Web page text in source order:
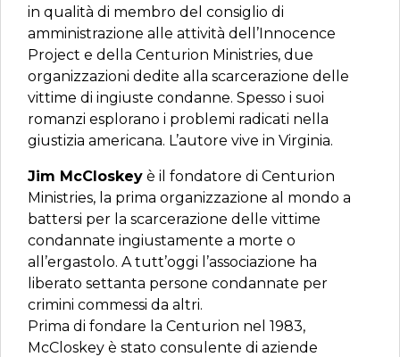
in qualità di membro del consiglio di
amministrazione alle attività dell’Innocence
Project e della Centurion Ministries, due
organizzazioni dedite alla scarcerazione delle
vittime di ingiuste condanne. Spesso i suoi
romanzi esplorano i problemi radicati nella
giustizia americana. L’autore vive in Virginia.
Jim McCloskey è il fondatore di Centurion
Ministries, la prima organizzazione al mondo a
battersi per la scarcerazione delle vittime
condannate ingiustamente a morte o
all’ergastolo. A tutt’oggi l’associazione ha
liberato settanta persone condannate per
crimini commessi da altri.
Prima di fondare la Centurion nel 1983,
McCloskey è stato consulente di aziende